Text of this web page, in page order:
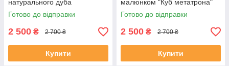
натурального дуба
"Мандала" для початківців з
кроком 1 см
Готово до відправки
2 500 ₴ 2 700 ₴
Купити
малюнком "Куб метатрона"
для початківців
Готово до відправки
2 500 ₴ 2 700 ₴
Купити